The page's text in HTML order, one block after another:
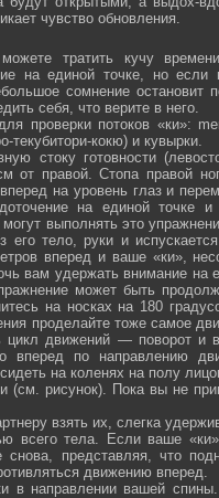
чувство обновления.
тратить кучу
на единой точке, но
сомнение
себя, что верите в него.
проверки потоков «ки»:
текубитори-кокю) и кувырки.
стоку готовности
от правой. Стопа правой
на уровень глаз и
на единой точке и
выполнять это
его тело, руки и
вперед и ваше «ки»,
вам удержать внимание на
может быть
на носках на 180
проделайте тоже самое
цикл движений — поворот
вперед по направлению
на коленях на полу
рисунок). Пока вы не
взять их, слегка
всего тела. Если ваше
снова, представляя, что
движению вперед.
в направлении вашей